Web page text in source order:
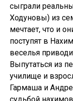
сыграли
Ходуновы) из
мечтает, что и
поступят в
веселья
Выпутаться из
училище и
Гармаша и